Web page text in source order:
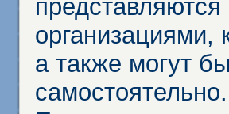
организациями,
а также могут
самостоятельно.